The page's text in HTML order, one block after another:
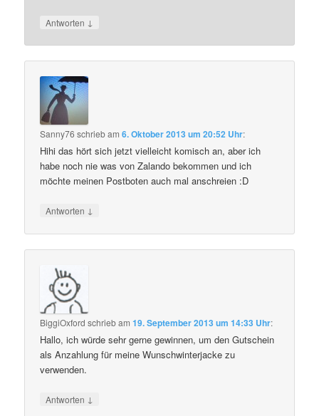
Antworten ↓
Sanny76 schriebam6. Oktober 2013 um 20:52 Uhr:
Hihi das hört sich jetzt vielleicht komisch an, aber ich
habe noch nie was von Zalando bekommen und ich
möchte meinen Postboten auch mal anschreien :D
Antworten ↓
BiggiOxford schriebam19. September 2013 um 14:33 Uhr:
Hallo, ich würde sehr gerne gewinnen, um den Gutschein
als Anzahlung für meine Wunschwinterjacke zu
verwenden.
Antworten ↓